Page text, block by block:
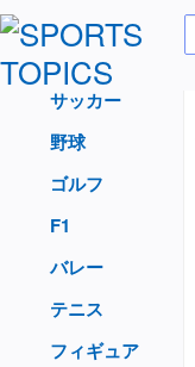
サッカー
野球
ゴルフ
F1
バレー
テニス
フィギュア